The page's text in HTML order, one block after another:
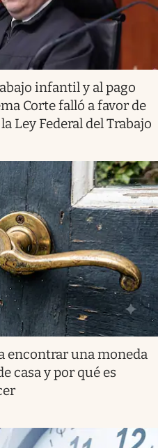
infantil y al pago
Corte falló a favor de
Ley Federal del Trabajo
encontrar una moneda
casa y por qué es